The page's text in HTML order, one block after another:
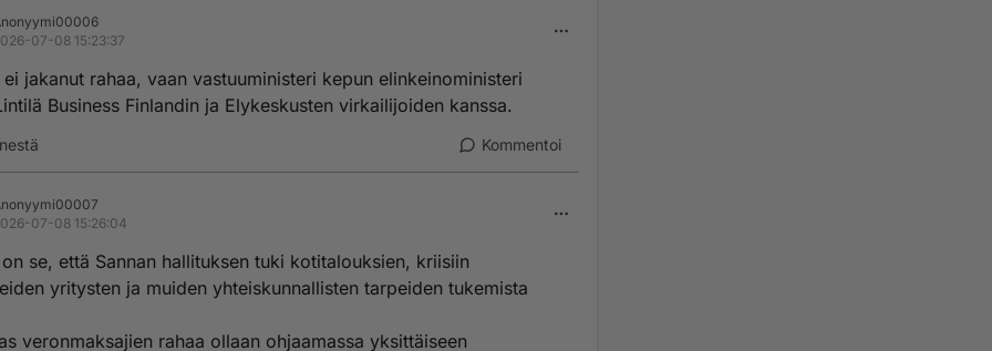
07-08 15:23:37
ei jakanut rahaa, vaan vastuuministeri kepun elinkeinoministeri
Business Finlandin ja Elykeskusten virkailijoiden kanssa.
Kommentoi
07-08 15:26:04
se, että Sannan hallituksen tuki kotitalouksien, kriisiin
yritysten ja muiden yhteiskunnallisten tarpeiden tukemista
veronmaksajien rahaa ollaan ohjaamassa yksittäiseen